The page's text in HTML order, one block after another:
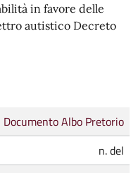
in favore delle
autistico Decreto
Documento Albo Pretorio
n. del